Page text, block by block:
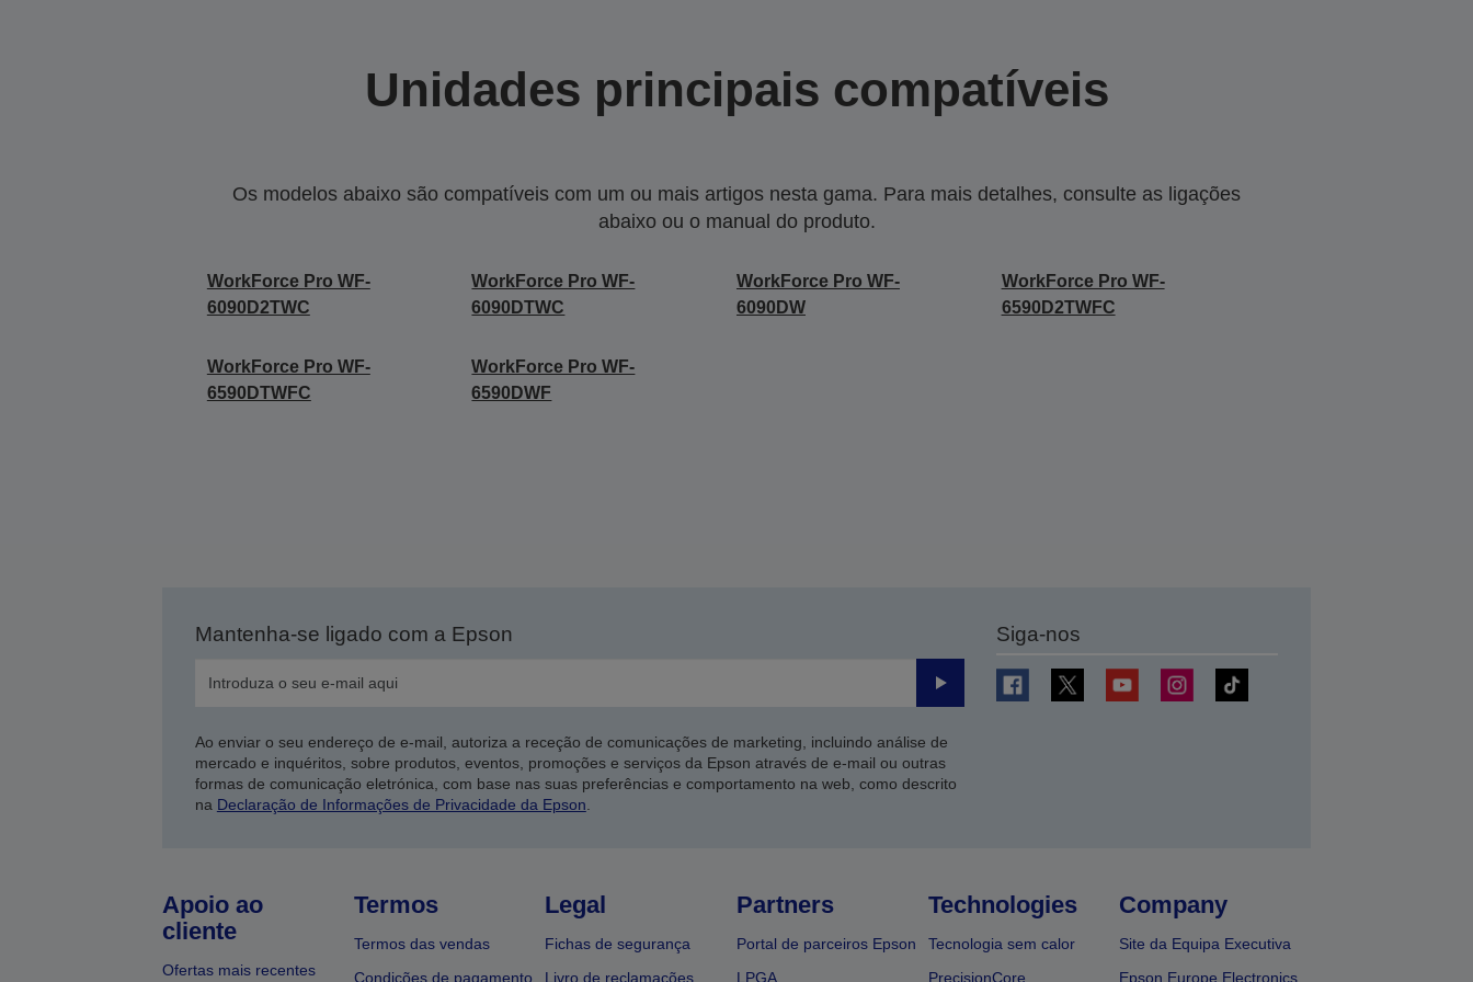
Unidades principais compatíveis
Os modelos abaixo são compatíveis com um ou mais artigos nesta gama. Para mais detalhes, consulte as ligações
abaixo ou o manual do produto.
WorkForce Pro WF-
6090D2TWC
WorkForce Pro WF-
6090DTWC
WorkForce Pro WF-
6090DW
WorkForce Pro WF-
6590D2TWFC
WorkForce Pro WF-
6590DTWFC
WorkForce Pro WF-
6590DWF
Mantenha-se ligado com a Epson
Enviar
Ao enviar o seu endereço de e-mail, autoriza a receção de comunicações de marketing, incluindo análise de
mercado e inquéritos, sobre produtos, eventos, promoções e serviços da Epson através de e-mail ou outras
formas de comunicação eletrónica, com base nas suas preferências e comportamento na web, como descrito
na Declaração de Informações de Privacidade da Epson
Siga-nos
Apoio ao
cliente
Ofertas mais recentes
Termos
Termos das vendas
Condições de pagamento
Legal
Fichas de segurança
Livro de reclamações
Partners
Portal de parceiros Epson
LPGA
Technologies
Tecnologia sem calor
PrecisionCore
Company
Site da Equipa Executiva
Epson Europe Electronics